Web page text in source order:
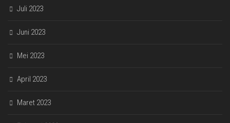
Juli 2023
Juni 2023
Mei 2023
April 2023
Maret 2023